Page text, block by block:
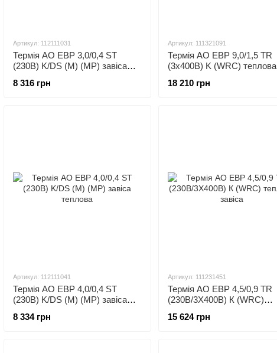
Артикул: 112111031
Термія АО ЕВР 3,0/0,4 ST
(230В) K/DS (M) (MP) завіса
8 316 грн
Артикул: 111321091
Термія АО ЕВР 9,0/1,5 TR
(3х400В) K (WRC) теплова
18 210 грн
Артикул: 112111041
Термія АО ЕВР 4,0/0,4 ST
(230В) K/DS (M) (MP) завіса
8 334 грн
Артикул: 111231451
Термія АО ЕВР 4,5/0,9 TR
(230В/3Х400В) К (WRC)
15 624 грн